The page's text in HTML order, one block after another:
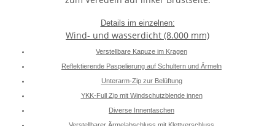
Details im einzelnen:
Wind- und wasserdicht (8.000 mm)
Verstellbare Kapuze im Kragen
Reflektierende Paspelierung auf Schultern und Ärmeln
Unterarm-Zip zur Belüftung
YKK-Full Zip mit Windschutzblende innen
Diverse Innentaschen